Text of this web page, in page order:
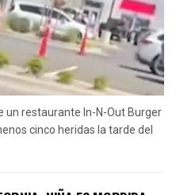
un restaurante In-N-Out Burger
cinco heridas la tarde del